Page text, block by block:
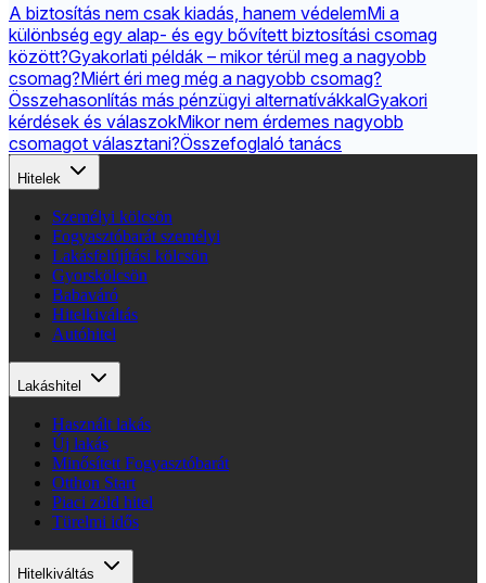
A biztosítás nem csak kiadás, hanem védelemMi a
különbség egy alap- és egy bővített biztosítási csomag
között?Gyakorlati példák – mikor térül meg a nagyobb
csomag?Miért éri meg még a nagyobb csomag?
Összehasonlítás más pénzügyi alternatívákkalGyakori
kérdések és válaszokMikor nem érdemes nagyobb
csomagot választani?Összefoglaló tanács
Hitelek
Személyi kölcsön
Fogyasztóbarát személyi
Lakásfelújítási kölcsön
Gyorskölcsön
Babaváró
Hitelkiváltás
Autóhitel
Lakáshitel
Használt lakás
Új lakás
Minősített Fogyasztóbarát
Otthon Start
Piaci zöld hitel
Türelmi idős
Hitelkiváltás